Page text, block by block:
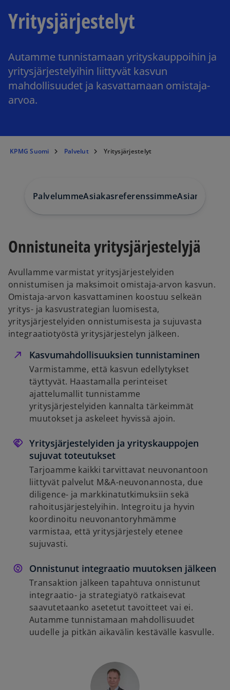
Yritysjärjestelyt
Autamme tunnistamaan yrityskauppoihin ja
yritysjärjestelyihin liittyvät kasvun
mahdollisuudet ja kasvattamaan omistaja-
arvoa.
KPMG Suomi Palvelut Yritysjärjestelyt
PalvelummeAsiakasreferenssimme
Onnistuneita yritysjärjestelyjä
Avullamme varmistat yritysjärjestelyiden
onnistumisen ja maksimoit omistaja-arvon kasvun.
Omistaja-arvon kasvattaminen koostuu selkeän
yritys- ja kasvustrategian luomisesta,
yritysjärjestelyiden onnistumisesta ja sujuvasta
integraatiotyöstä yritysjärjestelyn jälkeen.
Kasvumahdollisuuksien tunnistaminen
Varmistamme, että kasvun edellytykset
täyttyvät. Haastamalla perinteiset
ajattelumallit tunnistamme
yritysjärjestelyiden kannalta tärkeimmät
muutokset ja askeleet hyvissä ajoin.
Yritysjärjestelyiden ja yrityskauppojen
sujuvat toteutukset
Tarjoamme kaikki tarvittavat neuvonantoon
liittyvät palvelut M&A-neuvonannosta, due
diligence- ja markkinatutkimuksiin sekä
rahoitusjärjestelyihin. Integroitu ja hyvin
koordinoitu neuvonantoryhmämme
varmistaa, että yritysjärjestely etenee
sujuvasti.
Onnistunut integraatio muutoksen jälkeen
Transaktion jälkeen tapahtuva onnistunut
integraatio- ja strategiatyö ratkaisevat
saavutetaanko asetetut tavoitteet vai ei.
Autamme tunnistamaan mahdollisuudet
uudelle ja pitkän aikavälin kestävälle kasvulle.